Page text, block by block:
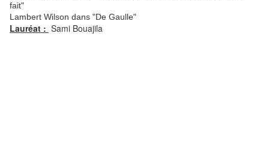
fait"
Lambert Wilson dans "De Gaulle"
Lauréat : Sami Bouajila